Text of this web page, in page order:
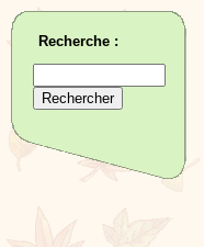
Recherche :